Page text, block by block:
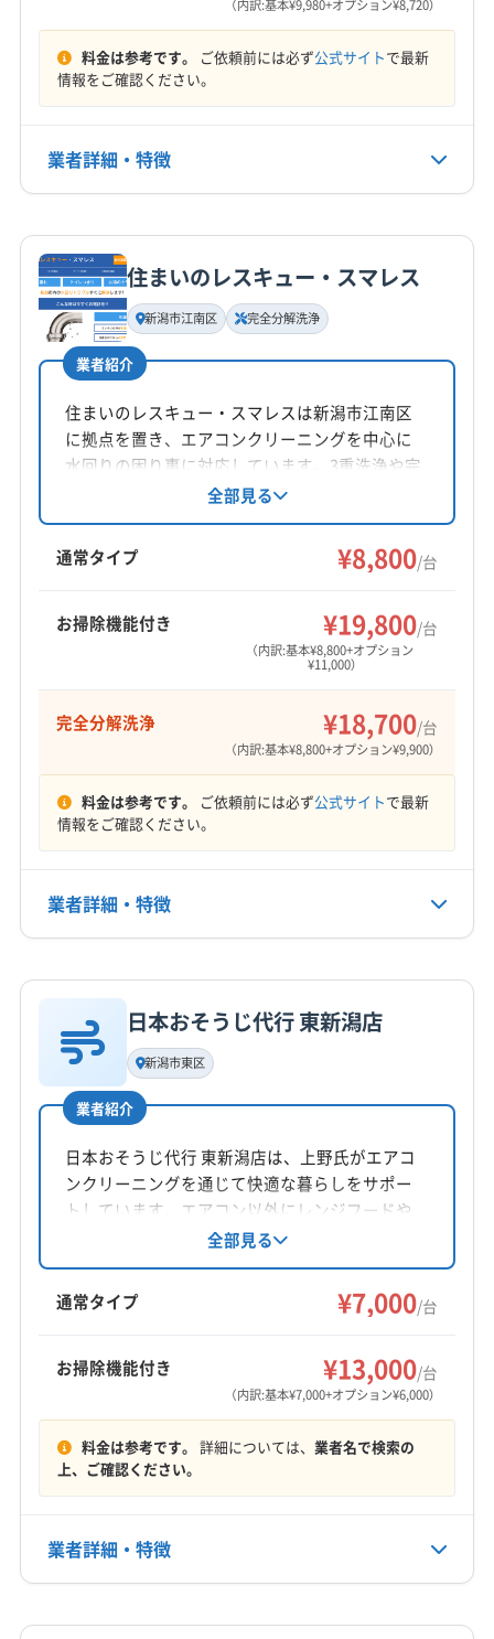
南魚沼郡湯沢町
北蒲原郡聖籠町
8:00〜19:00
定休日
電話番号
公式HP
公式サイトを見る
（内訳:基本¥9,980+オプション¥8,720）
料金は参考です。 ご依頼前には必ず公式サイトで最新
情報をご確認ください。
業者詳細・特徴
基本情報
代表者名
大坪洋
所在地
新潟県新潟市北区早通北6-3-20
対応地域
新潟市江南区
新潟市西蒲区
新潟市西区 新潟市中央区
新潟市東区
新潟市南区
北蒲原郡聖籠町
定休日
電話番号
0120-523-015
公式サイトを見る
住まいのレスキュー・スマレス
新潟市江南区 完全分解洗浄
業者紹介
住まいのレスキュー・スマレスは新潟市江南区
に拠点を置き、エアコンクリーニングを中心に
水回りの困り事に対応しています。3重洗浄や完
全分解洗浄にも対応し、防カビ・抗菌コートな
どのオプションも充実。土日祝日も対応可能
で、TACAの講習を修了したスタッフが在籍して
います。
全部見る
通常タイプ ¥8,800/台
お掃除機能付き ¥19,800/台
（内訳:基本¥8,800+オプション
¥11,000）
完全分解洗浄 ¥18,700/台
（内訳:基本¥8,800+オプション¥9,900）
料金は参考です。 ご依頼前には必ず公式サイトで最新
情報をご確認ください。
業者詳細・特徴
基本情報
代表者名
山﨑考一
所在地
新潟県新潟市江南区
対応地域
燕市 五泉市
新潟市江南区
新潟市秋葉区 新潟市西蒲区
新潟市西区
新潟市中央区
新潟市北区
8:00〜20:00
定休日
電話番号
公式HP
日本おそうじ代行 東新潟店
新潟市東区
業者紹介
日本おそうじ代行 東新潟店は、上野氏がエアコ
ンクリーニングを通じて快適な暮らしをサポー
トしています。エアコン以外にレンジフードや
キッチンなど幅広く対応。特別価格でのサービ
スも提供中です。新潟市東区河渡庚に拠点を構
え、9時～18時まで不定休で営業。土日祝日も対
応し、防カビ・抗菌コーティングも提供してい
全部見る
通常タイプ ¥7,000/台
お掃除機能付き ¥13,000/台
（内訳:基本¥7,000+オプション¥6,000）
料金は参考です。 詳細については、 業者名で検索の
上、ご確認ください。
業者詳細・特徴